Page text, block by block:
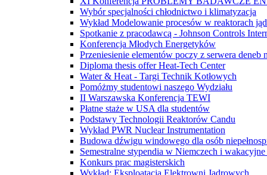
Wybór specjalności chłodnictwo i klimatyzacja
Wykład Modelowanie procesów w reaktorach
Spotkanie z pracodawcą - Johnson Controls
Konferencja Młodych Energetyków
Przeniesienie elementów poczy z serwera deneb
Diploma thesis offer Heat-Tech Center
Water & Heat - Targi Technik Kotłowych
Pomóżmy studentowi naszego Wydziału
II Warszawska Konferencja TEWI
Płatne staże w USA dla studentów
Podstawy Technologii Reaktorów Candu
Wykład PWR Nuclear Instrumentation
Budowa dźwigu windowego dla osób
Semestralne stypendia w Niemczech i
Konkurs prac magisterskich
Wykład: Eksploatacja Elektrowni Jądrowych